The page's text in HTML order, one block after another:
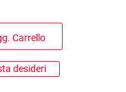
Carrello
desideri